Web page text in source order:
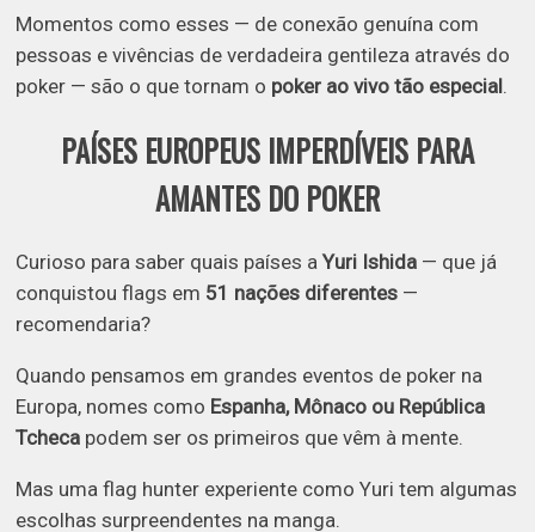
Momentos como esses — de conexão genuína com
pessoas e vivências de verdadeira gentileza através do
poker — são o que tornam o poker ao vivo tão especial.
PAÍSES EUROPEUS IMPERDÍVEIS PARA
AMANTES DO POKER
Curioso para saber quais países aYuri Ishida — que já
conquistou flags em 51 nações diferentes —
recomendaria?
Quando pensamos em grandes eventos de poker na
Europa, nomes como Espanha, Mônaco ou República
Tcheca podem ser os primeiros que vêm à mente.
Mas uma flag hunter experiente como Yuri tem algumas
escolhas surpreendentes na manga.